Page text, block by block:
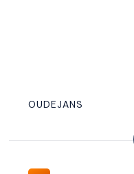
OUDEJANS